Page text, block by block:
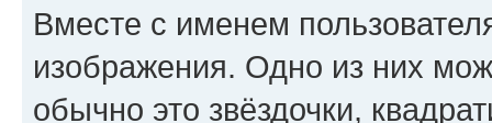
Вместе с именем
изображения. Одно из них
обычно это звёздочки,